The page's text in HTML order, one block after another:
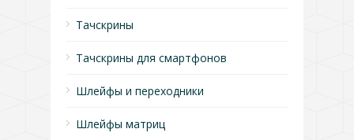
Тачскрины
Тачскрины для смартфонов
Шлейфы и переходники
Шлейфы матриц